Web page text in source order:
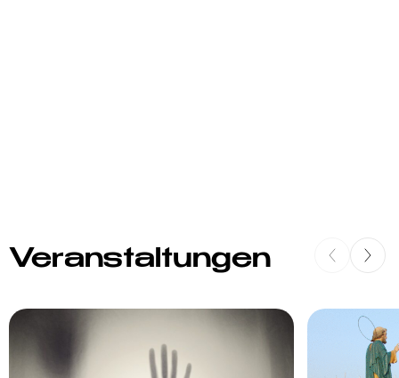
Veranstaltungen